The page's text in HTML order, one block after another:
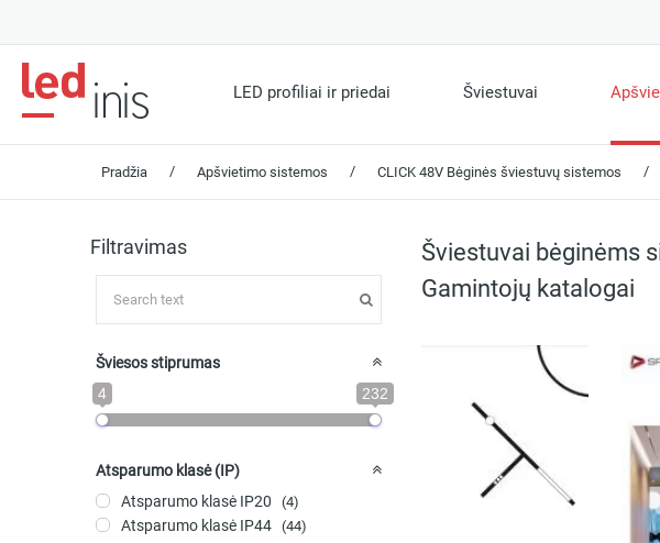
LED profiliai ir priedai Šviestuvai
Pradžia / Apšvietimo sistemos / CLICK 48V Bėginės šviestuvų sistemos /
Filtravimas
Šviesos stiprumas
4 232
Atsparumo klasė (IP)
Atsparumo klasė IP20
(4)
Atsparumo klasė IP44 (44)
Šviestuvai bėginėms
Gamintojų katalogai